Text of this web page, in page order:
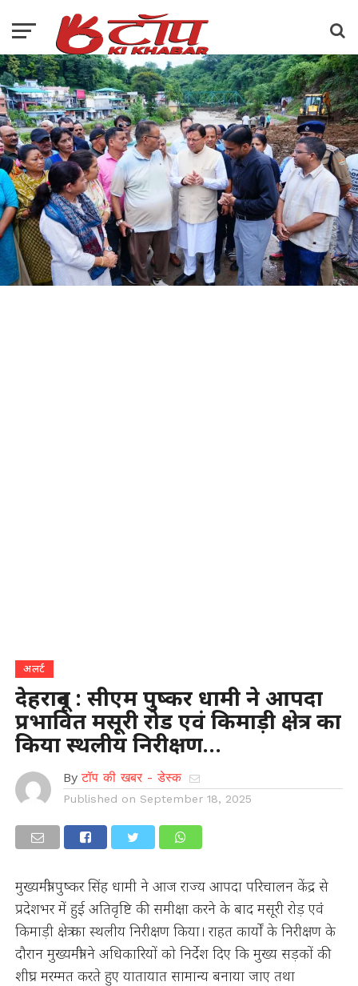
अलर्ट
देहरादून : सीएम पुष्कर धामी ने आपदा
प्रभावित मसूरी रोड एवं किमाड़ी क्षेत्र का
किया स्थलीय निरीक्षण…
By टॉप की खबर - डेस्क
Published on September 18, 2025
मुख्यमंत्री पुष्कर सिंह धामी ने आज राज्य आपदा परिचालन केंद्र से
प्रदेशभर में हुई अतिवृष्टि की समीक्षा करने के बाद मसूरी रोड़ एवं
किमाड़ी क्षेत्र का स्थलीय निरीक्षण किया। राहत कार्यों के निरीक्षण के
दौरान मुख्यमंत्री ने अधिकारियों को निर्देश दिए कि मुख्य सड़कों की
शीघ्र मरम्मत करते हुए यातायात सामान्य बनाया जाए तथा